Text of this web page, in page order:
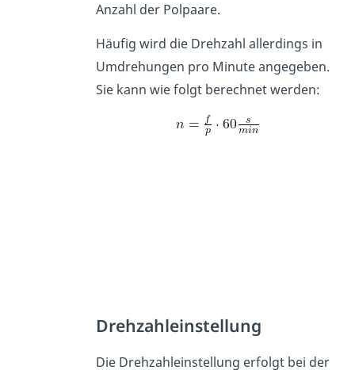
Anzahl der Polpaare.
Häufig wird die Drehzahl allerdings in
Umdrehungen pro Minute angegeben.
Sie kann wie folgt berechnet werden:
Drehzahleinstellung
Die Drehzahleinstellung erfolgt bei der